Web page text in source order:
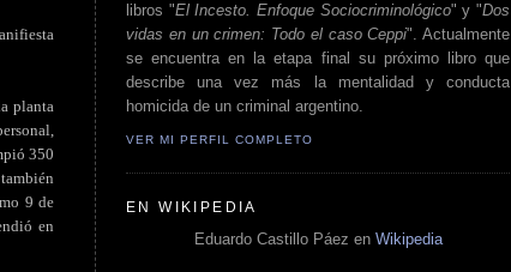
planta
350
9 de
en
libros "El Incesto. Enfoque Sociocriminológico" y "Dos
vidas en un crimen: Todo el caso Ceppi". Actualmente
se encuentra en la etapa final su próximo libro que
describe una vez más la mentalidad y conducta
homicida de un criminal argentino.
VER MI PERFIL COMPLETO
EN WIKIPEDIA
Eduardo Castillo Páez en Wikipedia